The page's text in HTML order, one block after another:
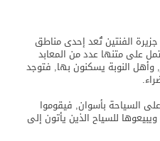
الفنتين تُعد إحدى مناطق
على متنها عدد من المعابد
النوبة يسكنون بها, فتوجد
السياحة بأسوان, فيقوموا
للسياح الذين يأتون إلى